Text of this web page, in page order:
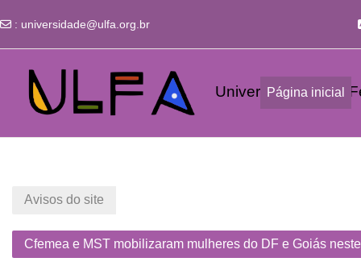
: universidade@ulfa.org.br
Universidade Livre
Página inicial
Avisos do site
Cfemea e MST mobilizaram mulheres do DF e Goiás